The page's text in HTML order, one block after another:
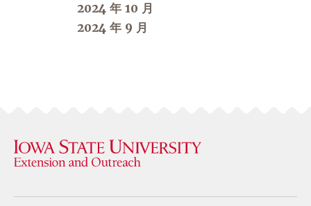
2024 年 10 月
2024 年 9 月